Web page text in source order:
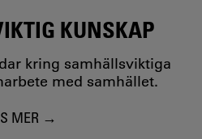
KUNSKAP
kring samhällsviktiga
med samhället.
MER